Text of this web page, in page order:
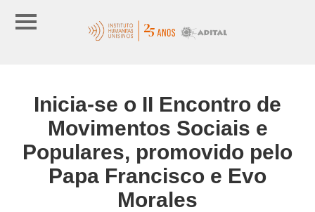
Inicia-se o II Encontro de
Movimentos Sociais e
Populares, promovido pelo
Papa Francisco e Evo
Morales